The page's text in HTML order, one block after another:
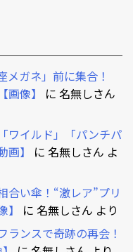
ガネ」前に集合！
画像】
に 名無しさん
ワイルド」「パンチパ
】
に 名無しさん よ
合い傘！“激レア”プリ
に 名無しさん より
ンスで奇跡の再会！